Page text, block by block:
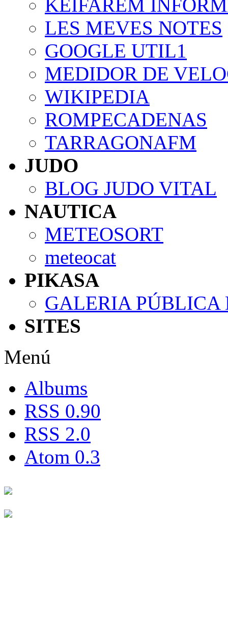
KEIFAREM
LES MEVES NOTES
GOOGLE UTIL1
MEDIDOR DE
WIKIPEDIA
ROMPECADENAS
TARRAGONAFM
JUDO
BLOG JUDO VITAL
NAUTICA
METEOSORT
meteocat
PIKASA
GALERIA PÚBLICA
SITES
Menú
Albums
RSS 0.90
RSS 2.0
Atom 0.3